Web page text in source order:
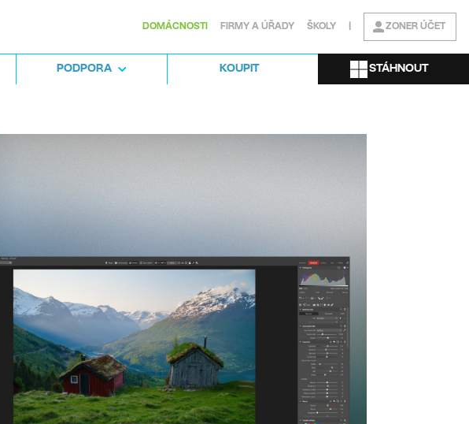
DOMÁCNOSTI FIRMY A ÚŘADY ŠKOLY ZONER ÚČET
PODPORA KOUPIT STÁHNOUT